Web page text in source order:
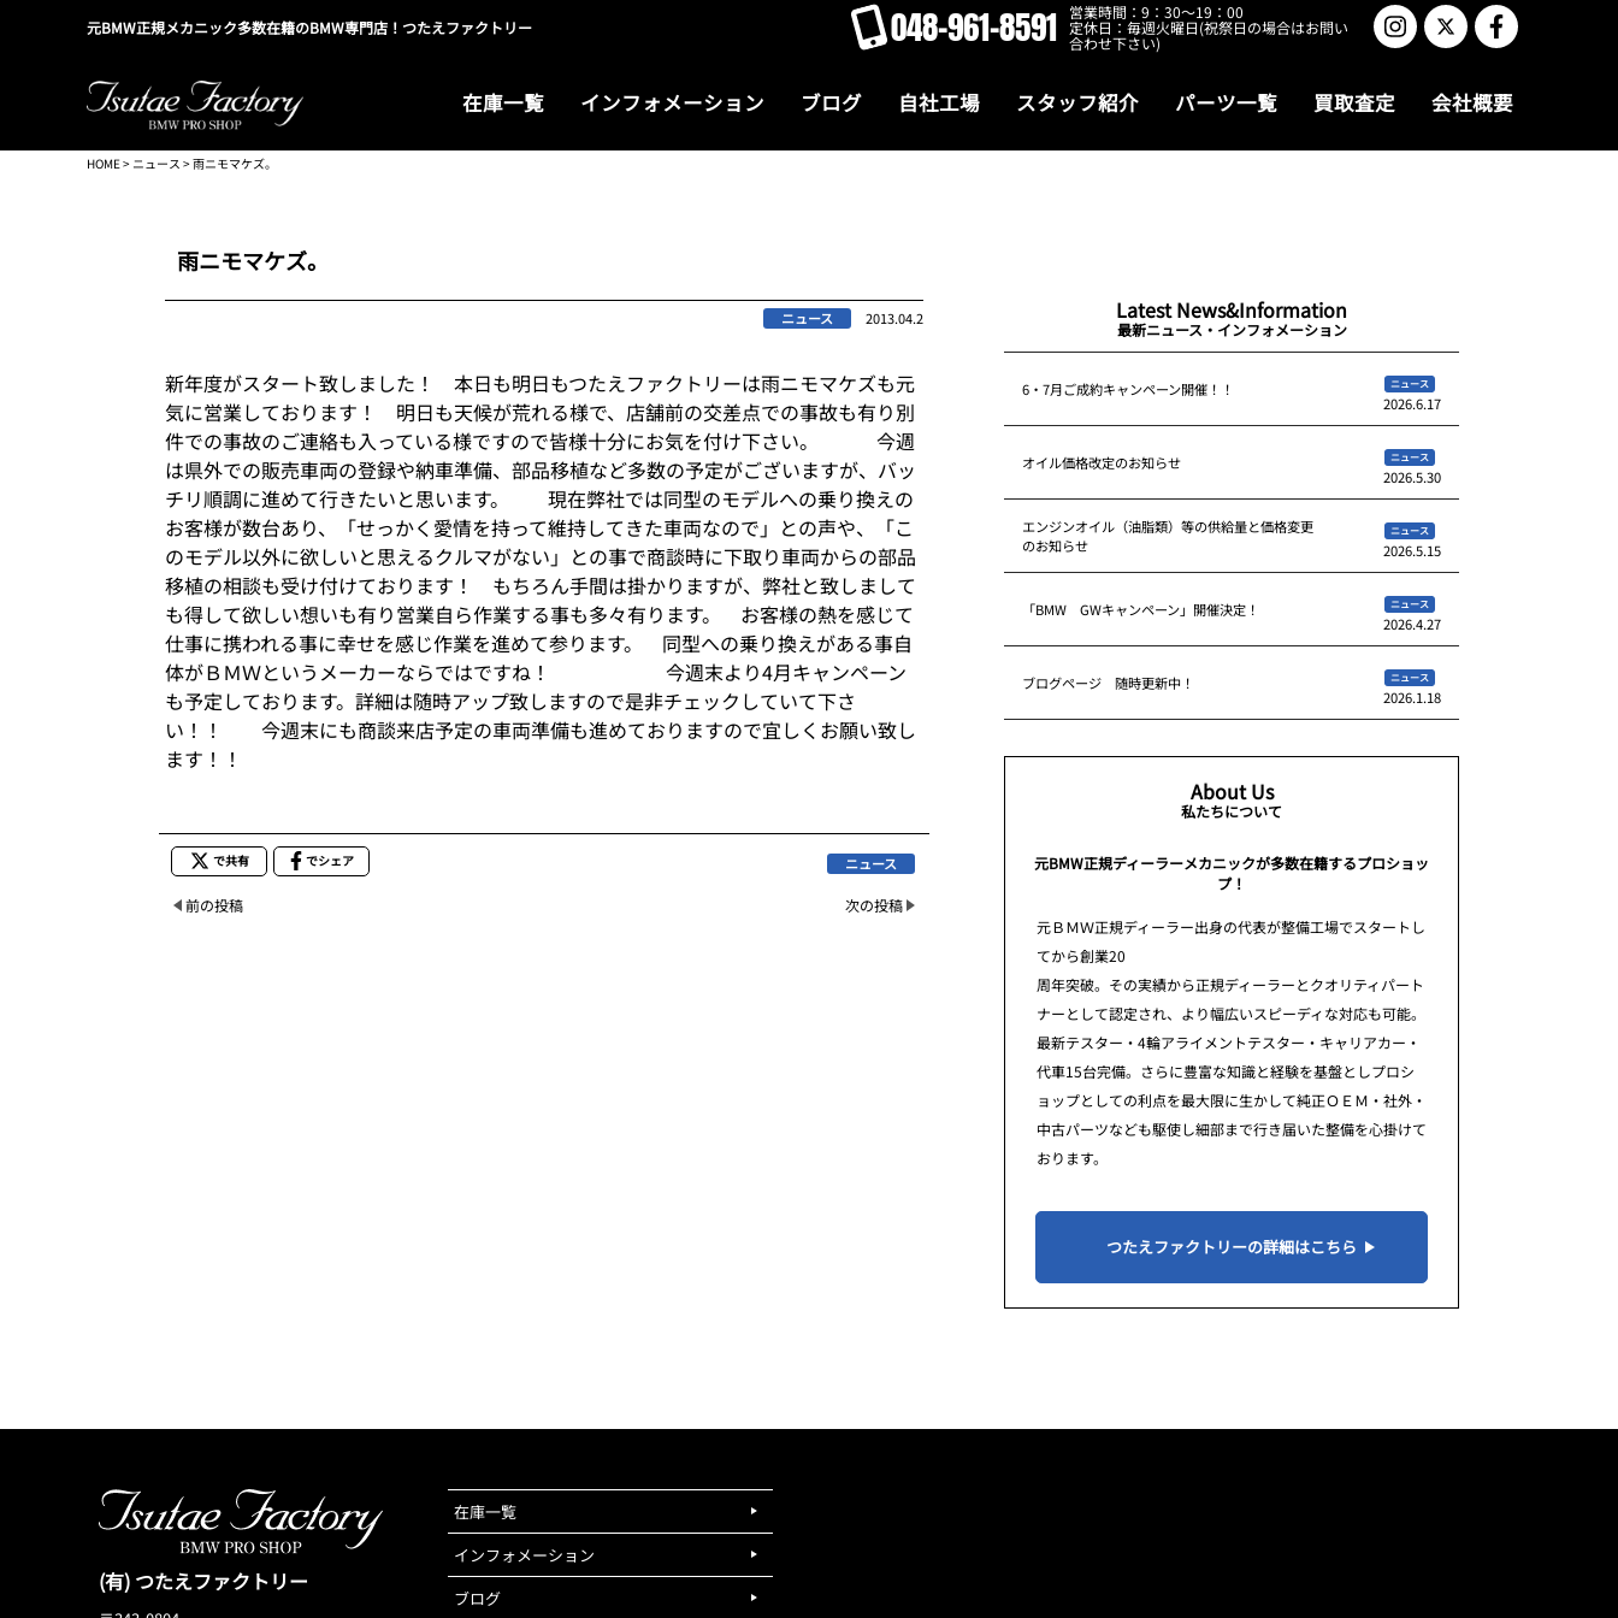
元BMW正規メカニック多数在籍のBMW専門店！つたえファクトリー 048-961-8591 営業時間：9：30～19：00
定休日：毎週火曜日(祝祭日の場合はお問い
合わせ下さい)
在庫一覧 インフォメーション ブログ 自社工場 スタッフ紹介 パーツ一覧 買取査定 会社概要
HOME> ニュース > 雨ニモマケズ。
雨ニモマケズ。
ニュース 2013.04.2
新年度がスタート致しました！ 本日も明日もつたえファクトリーは雨ニモマケズも元
気に営業しております！ 明日も天候が荒れる様で、店舗前の交差点での事故も有り別
件での事故のご連絡も入っている様ですので皆様十分にお気を付け下さい。 今週
は県外での販売車両の登録や納車準備、部品移植など多数の予定がございますが、バッ
チリ順調に進めて行きたいと思います。 現在弊社では同型のモデルへの乗り換えの
お客様が数台あり、「せっかく愛情を持って維持してきた車両なので」との声や、「こ
のモデル以外に欲しいと思えるクルマがない」との事で商談時に下取り車両からの部品
移植の相談も受け付けております！ もちろん手間は掛かりますが、弊社と致しまして
も得して欲しい想いも有り営業自ら作業する事も多々有ります。 お客様の熱を感じて
仕事に携われる事に幸せを感じ作業を進めて参ります。 同型への乗り換えがある事自
体がＢＭＷというメーカーならではですね！ 今週末より4月キャンペーン
も予定しております。詳細は随時アップ致しますので是非チェックしていて下さ
い！！ 今週末にも商談来店予定の車両準備も進めておりますので宜しくお願い致し
ます！！
で共有 でシェア ニュース
前の投稿 次の投稿
Latest News&Information
最新ニュース・インフォメーション
6・7月ご成約キャンペーン開催！！ ニュース
2026.6.17
オイル価格改定のお知らせ ニュース
2026.5.30
エンジンオイル（油脂類）等の供給量と価格変更
のお知らせ
ニュース
2026.5.15
「BMW GWキャンペーン」開催決定！ ニュース
2026.4.27
ブログページ 随時更新中！ ニュース
2026.1.18
About Us
私たちについて
元BMW正規ディーラーメカニックが多数在籍するプロショッ
プ！
元ＢＭＷ正規ディーラー出身の代表が整備工場でスタートし
てから創業20
周年突破。その実績から正規ディーラーとクオリティパート
ナーとして認定され、より幅広いスピーディな対応も可能。
最新テスター・4輪アライメントテスター・キャリアカー・
代車15台完備。さらに豊富な知識と経験を基盤としプロシ
ョップとしての利点を最大限に生かして純正ＯＥＭ・社外・
中古パーツなども駆使し細部まで行き届いた整備を心掛けて
おります。
つたえファクトリーの詳細はこちら
(有) つたえファクトリー
在庫一覧
インフォメーション
ブログ